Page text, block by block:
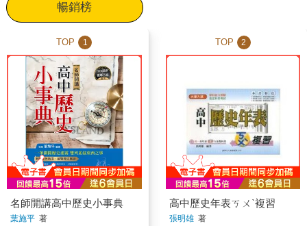
暢銷榜
TOP 1
名師開講高中歷史小事典
葉施平 著
TOP 2
高中歷史年表ㄎㄨˋ複習
張明雄著